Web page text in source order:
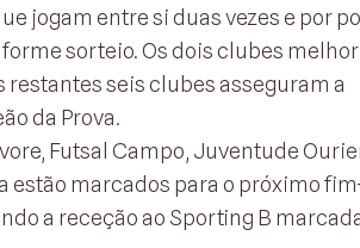
jogam entre si duas vezes e por
sorteio. Os dois clubes melhor
seis clubes asseguram a
da Prova.
Futsal Campo, Juventude
estão marcados para o próximo
a receção ao Sporting B